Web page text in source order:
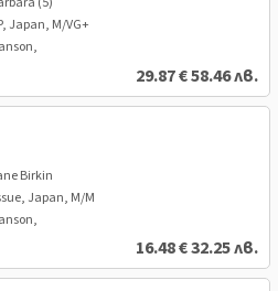
Japan, M/VG+
29.87€58.46 лв.
Birkin
Japan, M/M
16.48€32.25 лв.